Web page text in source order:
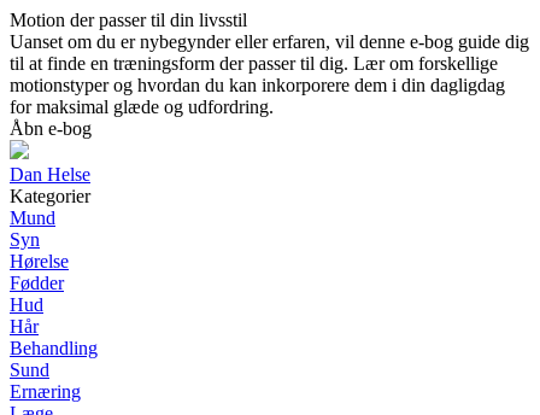
Motion der passer til din livsstil
Uanset om du er nybegynder eller erfaren, vil denne e-bog guide dig
til at finde en træningsform der passer til dig. Lær om forskellige
motionstyper og hvordan du kan inkorporere dem i din dagligdag
for maksimal glæde og udfordring.
Åbn e-bog
Dan Helse
Kategorier
Mund
Syn
Hørelse
Fødder
Hud
Hår
Behandling
Sund
Ernæring